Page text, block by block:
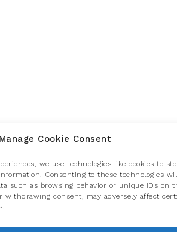
Manage Cookie Consent
we use technologies like cookies to
Consenting to these technologies
such as browsing behavior or unique IDs on
withdrawing consent, may adversely affect